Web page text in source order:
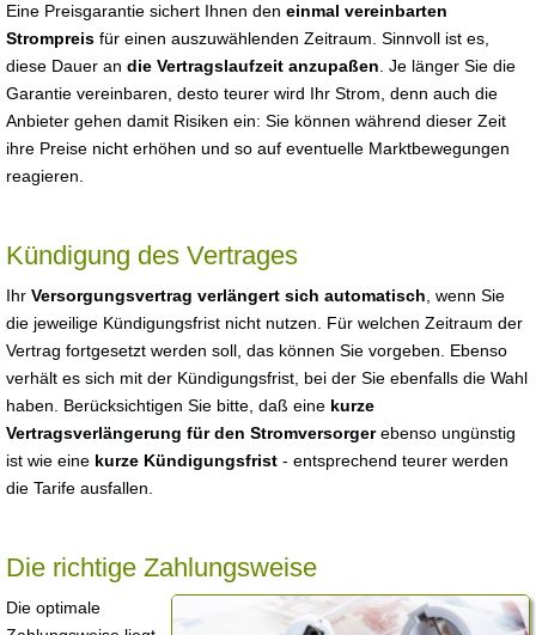
Eine Preisgarantie sichert Ihnen den einmal vereinbarten
Strompreis für einen auszuwählenden Zeitraum. Sinnvoll ist es,
diese Dauer an die Vertragslaufzeit anzupaßen . Je länger Sie die
Garantie vereinbaren, desto teurer wird Ihr Strom, denn auch die
Anbieter gehen damit Risiken ein: Sie können während dieser Zeit
ihre Preise nicht erhöhen und so auf eventuelle Marktbewegungen
reagieren.
Kündigung des Vertrages
Ihr Versorgungsvertrag verlängert sich automatisch , wenn Sie
die jeweilige Kündigungsfrist nicht nutzen. Für welchen Zeitraum der
Vertrag fortgesetzt werden soll, das können Sie vorgeben. Ebenso
verhält es sich mit der Kündigungsfrist, bei der Sie ebenfalls die Wahl
haben. Berücksichtigen Sie bitte, daß eine kurze
Vertragsverlängerung für den Stromversorgerebenso ungünstig
ist wie eine kurze Kündigungsfrist - entsprechend teurer werden
die Tarife ausfallen.
Die richtige Zahlungsweise
Die optimale